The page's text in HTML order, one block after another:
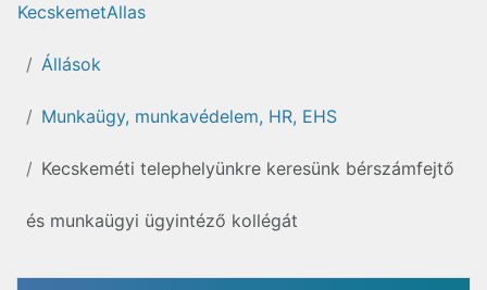
KecskemetAllas
Állások
Munkaügy, munkavédelem, HR, EHS
Kecskeméti telephelyünkre keresünk bérszámfejtő
és munkaügyi ügyintéző kollégát